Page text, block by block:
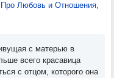
Про Любовь и Отношения,
с матерью в
всего красавица
с отцом, которого она